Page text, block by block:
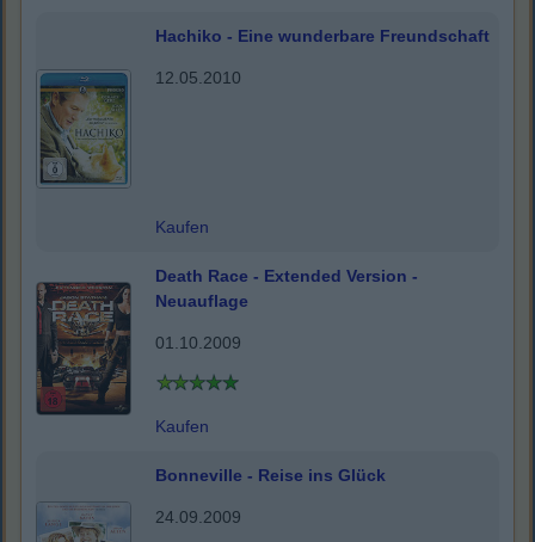
Hachiko - Eine wunderbare Freundschaft
12.05.2010
Kaufen
Death Race - Extended Version -
Neuauflage
01.10.2009
Kaufen
Bonneville - Reise ins Glück
24.09.2009